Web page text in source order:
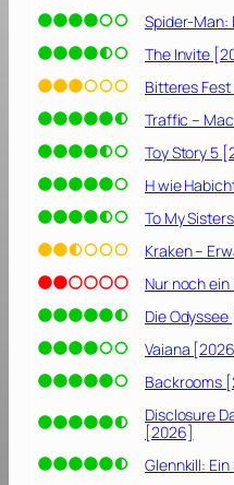
Spider-Man:
The Invite
Bitteres
Traffic –
Toy Story 5
H wie
To My
Kraken –
Nur noch
Die
Vaiana
Backrooms
Disclosure
[2026]
Glennkill: